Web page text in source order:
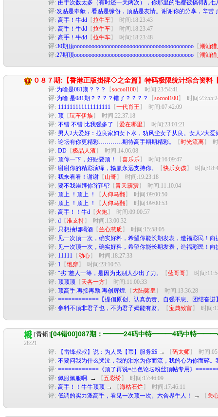
评: 由于次数太多（有时还一天两次），你那里的毛都被搞得乱
评:发贴是奉献，看贴是缘份，顶贴是友情。谢谢你的分享，辛苦
评: 高手！牛dd 【拉牛车】 时间:18:23:43
评: 高手！牛dd 【拉牛车】 时间:18:23:47
评: 高手！牛dd 【拉牛车】 时间:18:23:48
评:30期顶ooooooooooooooooooooooooooooooooooooooooo 【潮汕
评:27期顶ooooooooooooooooooooooooooooooooooooooooo 【潮汕
０８７期:【香港正版掛牌◇之全篇】特码极限统计综合资
评:为啥是081期？？？ 【socool100】 时间:23:54:41
评:为啥 是081期？？？？错了？？？？ 【socool100】 时间
评: 111111111111111111 【一代肖王 】 时间:07:42:09
评: 顶 【玩车伊族】 时间:22:37:18
评: 不错 不错 比我强多了 【爱在哪里 】 时间:23:01:21
评: 男人2大爱好：拉良家妇女下水，劝风尘女子从良。女人2大
评: 论坛有你更精彩…………期待高手期期精彩。 【 时光流离】
评: DD 【极品人渣】 时间:14:06:08
评: 顶你一下，好贴要顶！ 【喜乐乐】 时间:16:09:47
评: 谢谢你的精彩演绎，输赢永远支持你。 【快乐女孩】 时间
评: 我来看看！谢谢 【 山哥】 时间:19:23:18
评: 要不我崇拜你?行吗? 【青天霹雳】 时间:11:10:04
评: 顶上 ！顶上 ！ 【 人仰马翻】 时间:09:00:50
评: 顶上 ！顶上 ！ 【 人仰马翻】 时间:09:00:53
评: 高手！！牛d 【 火炮】 时间:09:00:57
评: d 【准支持】 时间:13:00:32
评: 只想抽烟喝酒 【 兰心慧质】 时间:15:58:05
评: 见一次顶一次，确实好料，希望你能长期发表，造福彩民！
评: 见一次顶一次，确实好料，希望你能长期发表，造福彩民！
评: 11111 【动心】 时间:18:27:33
评: 1 【饱穿】 时间:23:10:53
评: “劣”差人一等，是因为比别人少出了力。 【蓝哥哥】 时间
评: 顶顶顶 【 天各一方】 时间:11:00:33
评: 顶高手.再接再励.再创辉煌. 【大陆赌皇 】 时间:13:36:28
评: ============【提倡原创、认真负责、自强不息、团结奋进
评: 参料不顶非君子也，不为君子嫣能有财。 【宝典致富 】 时间
[青铜][04错00]087期：━━━24码中特━━━4码中特━━━4
28:21
评: 【雷锋叔叔】说：为人民【币】服务$$ → 【码太师】 时间
评: 不要问我为什么哭泣，我的泪水为你而流，我的心为你而碎
评: ============《顶了再说=出色论坛粉丝顶帖专用》
评: 佩服佩服啊. → 【五彩纷】 时间:17:46:09
评: 高手！！牛牛顶顶 → 【海枯石烂】 时间:17:46:11
评: 低调的实力派高手，看见一次顶一次。六合界牛人！ → 【 关